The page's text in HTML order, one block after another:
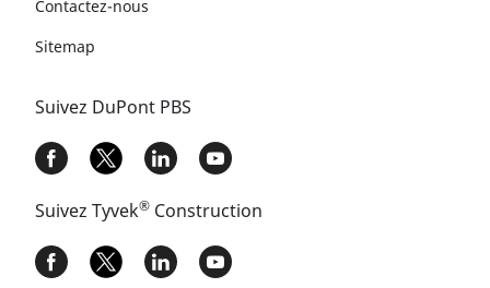
Contactez-nous
Sitemap
Suivez DuPont PBS
Suivez Tyvek®Construction